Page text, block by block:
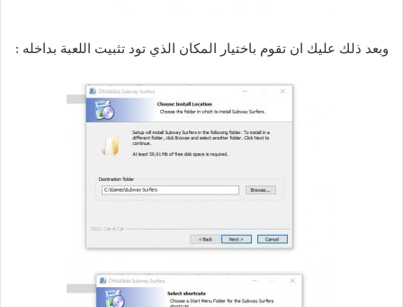
وبعد ذلك عليك ان تقوم باختيار المكان الذي تود تثبيت اللعبة بداخله :